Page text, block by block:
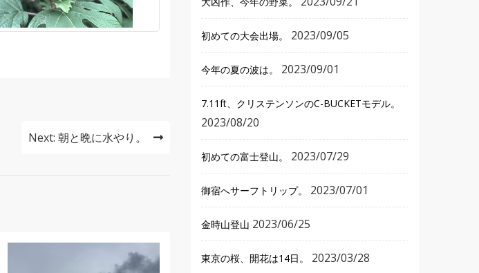
Next: 朝と晩に水やり。
初めての大会出場。 2023/09/05
今年の夏の波は。 2023/09/01
7.11ft、クリステンソンのC-BUCKETモデル。
2023/08/20
初めての富士登山。 2023/07/29
御宿へサーフトリップ。 2023/07/01
金時山登山 2023/06/25
東京の桜、開花は14日。 2023/03/28